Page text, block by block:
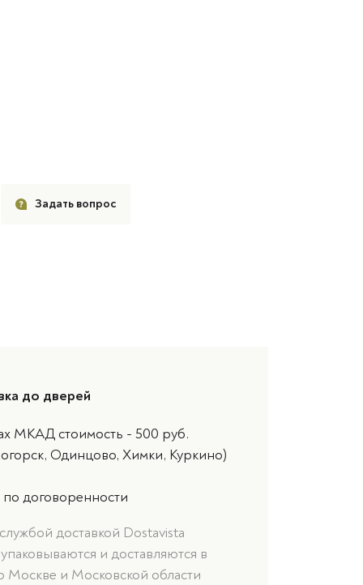
Задать вопрос
до дверей
МКАД стоимость - 500 руб.
Одинцово, Химки, Куркино)
договоренности
доставкой Dostavista
и доставляются в
Москве и Московской области